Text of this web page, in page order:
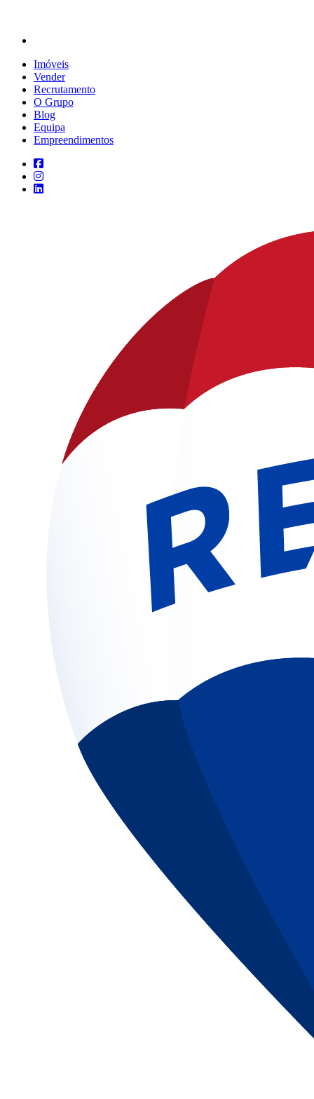
Imóveis
Vender
Recrutamento
O Grupo
Blog
Equipa
Empreendimentos